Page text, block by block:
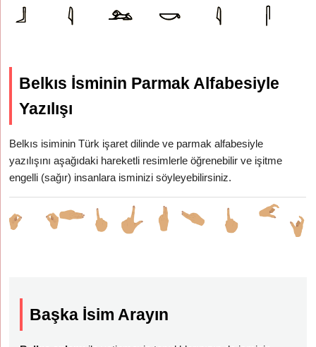
Belkıs İsminin Parmak Alfabesiyle
Yazılışı
Belkıs isiminin Türk işaret dilinde ve parmak alfabesiyle
yazılışını aşağıdaki hareketli resimlerle öğrenebilir ve işitme
engelli (sağır) insanlara isminizi söyleyebilirsiniz.
Başka İsim Arayın